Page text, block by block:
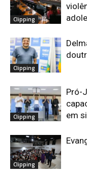
Clipping
Clipping
Clipping
Pró-
em
Clipping